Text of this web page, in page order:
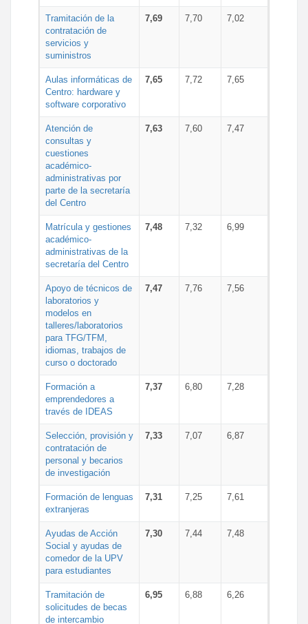
Tramitación de la
contratación de
servicios y
suministros
7,69 7,70 7,02
Aulas informáticas de
Centro: hardware y
software corporativo
7,65 7,72 7,65
Atención de
consultas y
cuestiones
académico-
administrativas por
parte de la secretaría
del Centro
7,63 7,60 7,47
Matrícula y gestiones
académico-
administrativas de la
secretaría del Centro
7,48 7,32 6,99
Apoyo de técnicos de
laboratorios y
modelos en
talleres/laboratorios
para TFG/TFM,
idiomas, trabajos de
curso o doctorado
7,47 7,76 7,56
Formación a
emprendedores a
través de IDEAS
7,37 6,80 7,28
Selección, provisión y
contratación de
personal y becarios
de investigación
7,33 7,07 6,87
Formación de lenguas
extranjeras
7,31 7,25 7,61
Ayudas de Acción
Social y ayudas de
comedor de la UPV
para estudiantes
7,30 7,44 7,48
Tramitación de
solicitudes de becas
de intercambio
6,95 6,88 6,26